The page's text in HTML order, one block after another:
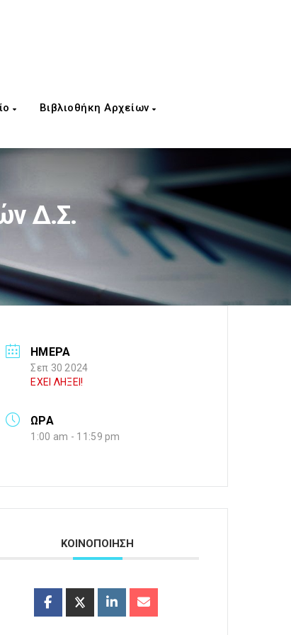
Βιβλιοθήκη Αρχείων
Δ.Σ.
ΗΜΕΡΑ
Σεπ 30 2024
ΕΧΕΙ ΛΗΞΕΙ!
ΩΡΑ
1:00 am - 11:59 pm
ΚΟΙΝΟΠΟΙΗΣΗ